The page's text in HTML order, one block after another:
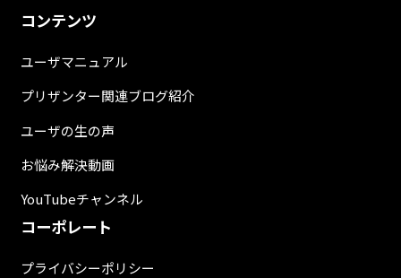
コンテンツ
ユーザマニュアル
プリザンター関連ブログ紹介
ユーザの生の声
お悩み解決動画
YouTubeチャンネル
コーポレート
プライバシーポリシー